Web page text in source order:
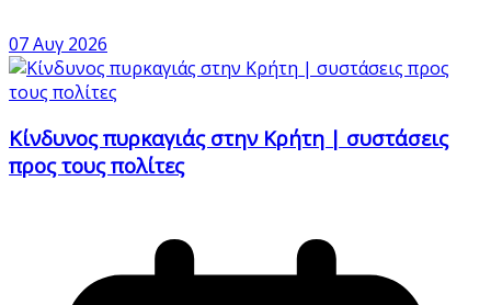
07 Αυγ 2026
Κίνδυνος πυρκαγιάς στην Κρήτη | συστάσεις
προς τους πολίτες